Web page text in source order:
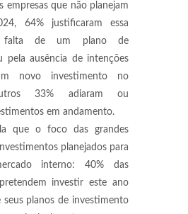
empresas que não planejam
64% justificaram essa
falta de um plano de
pela ausência de intenções
novo investimento no
33% adiaram ou
em andamento.
que o foco das grandes
planejados para
interno: 40% das
investir este ano
seus planos de investimento